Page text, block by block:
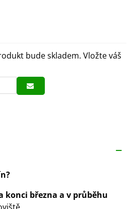
bude skladem. Vložte váš
konci března a v průběhu